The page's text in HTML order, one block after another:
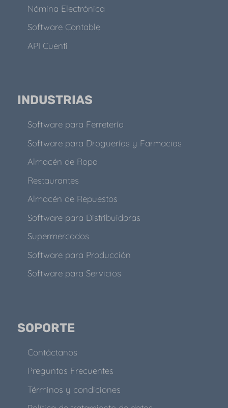
Nómina Electrónica
Software Contable
API Cuenti
INDUSTRIAS
Software para Ferretería
Software para Droguerías y Farmacias
Almacén de Ropa
Restaurantes
Almacén de Repuestos
Software para Distribuidoras
Supermercados
Software para Producción
Software para Servicios
SOPORTE
Contáctanos
Preguntas Frecuentes
Términos y condiciones